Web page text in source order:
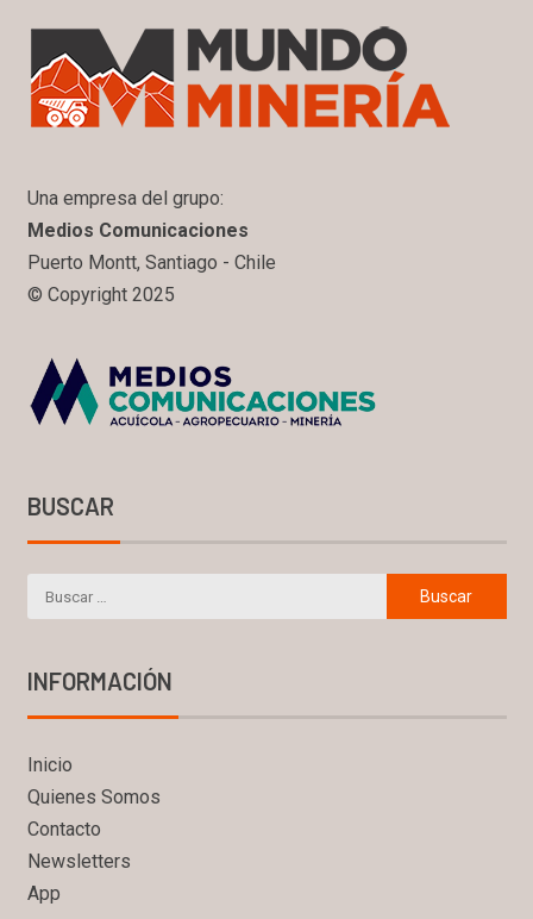
Una empresa del grupo:
Medios Comunicaciones
Puerto Montt, Santiago - Chile
© Copyright 2025
BUSCAR
INFORMACIÓN
Inicio
Quienes Somos
Contacto
Newsletters
App